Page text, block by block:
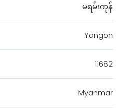
မရမ်းကုန်
Yangon
11682
Myanmar